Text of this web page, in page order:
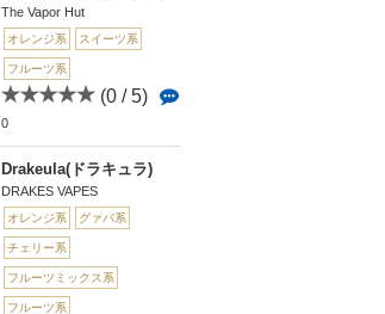
The Vapor Hut
オレンジ系 スイーツ系
フルーツ系
(0 / 5)
0
Drakeula(ドラキュラ)
DRAKES VAPES
オレンジ系 グァバ系
チェリー系
フルーツミックス系
フルーツ系